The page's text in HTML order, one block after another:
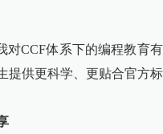
对CCF体系下的编程教育
提供更科学、更贴合官方